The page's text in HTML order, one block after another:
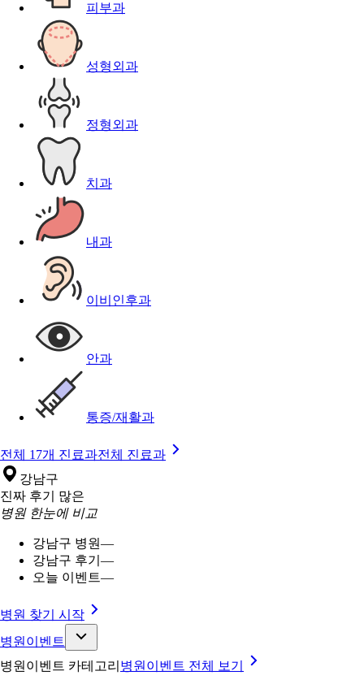
피부과
성형외과
정형외과
치과
내과
이비인후과
안과
통증/재활과
전체 17개 진료과전체 진료과
강남구
진짜 후기 많은
병원 한눈에 비교
강남구 병원—
강남구 후기 —
오늘 이벤트—
병원 찾기 시작
병원이벤트
병원이벤트 카테고리 병원이벤트 전체 보기